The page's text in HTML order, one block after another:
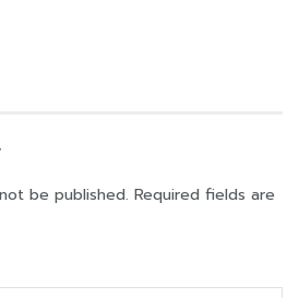
be published. Required fields are